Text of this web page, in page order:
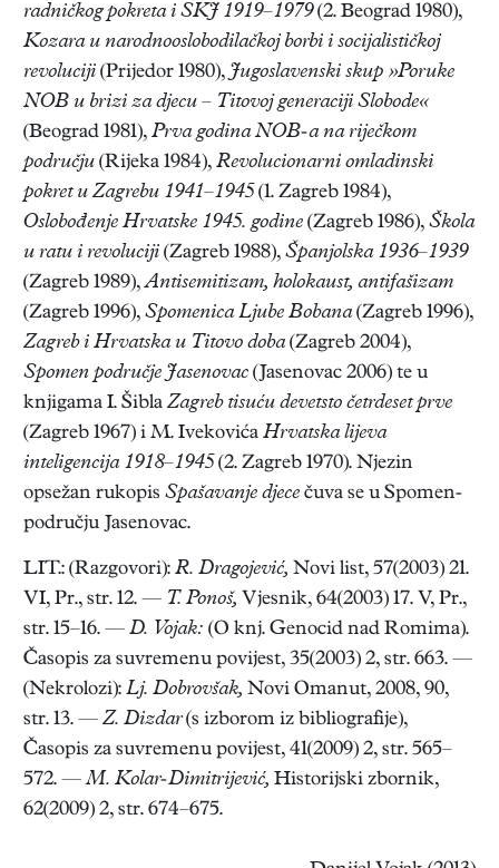
radničkog pokreta i SKJ 1919–1979(2. Beograd 1980),
Kozara u narodnooslobodilačkoj borbi i socijalističkoj
revoluciji (Prijedor 1980), Jugoslavenski skup »Poruke
NOB u brizi za djecu – Titovoj generaciji Slobode«
(Beograd 1981), Prva godina NOB-a na riječkom
području (Rijeka 1984), Revolucionarni omladinski
pokret u Zagrebu 1941–1945 (1. Zagreb 1984),
Oslobođenje Hrvatske 1945. godine (Zagreb 1986), Škola
u ratu i revoluciji (Zagreb 1988), Španjolska 1936–1939
(Zagreb 1989),Antisemitizam, holokaust, antifašizam
(Zagreb 1996), Spomenica Ljube Bobana(Zagreb 1996),
Zagreb i Hrvatska u Titovo doba(Zagreb 2004),
Spomen područje Jasenovac (Jasenovac 2006) te u
knjigama I. Šibla Zagreb tisuću devetsto četrdeset prve
(Zagreb 1967) i M. Ivekovića Hrvatska lijeva
inteligencija 1918–1945 (2. Zagreb 1970). Njezin
opsežan rukopis Spašavanje djece čuva se u Spomen-
području Jasenovac.
LIT.: (Razgovori): R. Dragojević, Novi list, 57(2003) 21.
VI, Pr., str. 12. — T. Ponoš, Vjesnik, 64(2003) 17. V, Pr.,
str. 15–16. — D. Vojak: (O knj. Genocid nad Romima).
Časopis za suvremenu povijest, 35(2003) 2, str. 663. —
(Nekrolozi): Lj. Dobrovšak, Novi Omanut, 2008, 90,
str. 13. — Z. Dizdar(s izborom iz bibliografije),
Časopis za suvremenu povijest, 41(2009) 2, str. 565–
572. —M. Kolar-Dimitrijević, Historijski zbornik,
62(2009) 2, str. 674–675.